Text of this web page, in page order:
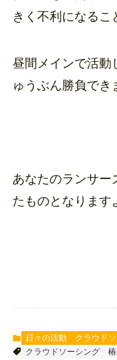
きく不利になるこ
昼間メインで活動
ゅうぶん勝負でき
あなたのランサー
たものとなります
日々の活動 クラウド
クラウドソーシング